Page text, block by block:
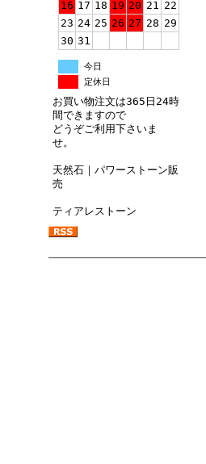
16 17 18 19 20 21 22
23 24 25 26 27 28 29
30 31
今日
定休日
お買い物注文は365日24時
間できますので
どうぞご利用下さいま
せ。
天然石｜パワーストーン販
売
ティアレストーン